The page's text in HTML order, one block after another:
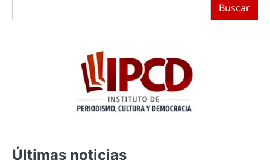
Buscar
Últimas noticias